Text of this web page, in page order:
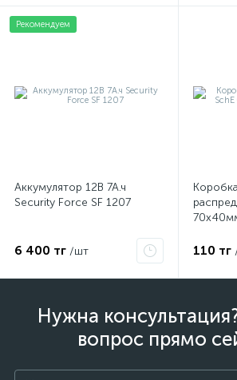
Рекомендуем
Аккумулятор 12В 7А.ч
Security Force SF 1207
6 400 тг /шт
Коробка
110 тг
Нужна
вопрос прямо